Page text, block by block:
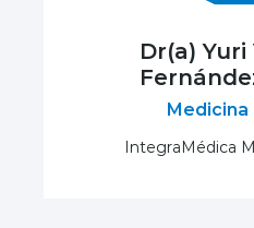
Dr(a) Yuri
Medicina
IntegraMédica